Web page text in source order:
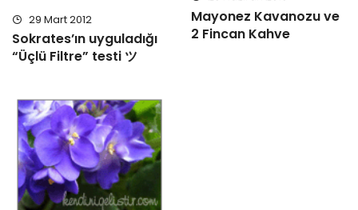
29 Mart 2012
Sokrates’ın uyguladığı
“Üçlü Filtre” testi ツ
Mayonez Kavanozu ve
2 Fincan Kahve